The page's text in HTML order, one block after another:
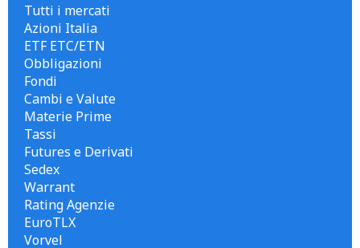
Tutti i mercati
Azioni Italia
ETF ETC/ETN
Obbligazioni
Fondi
Cambi e Valute
Materie Prime
Tassi
Futures e Derivati
Sedex
Warrant
Rating Agenzie
EuroTLX
Vorvel